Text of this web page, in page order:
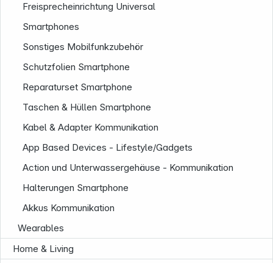
Freisprecheinrichtung Universal
Smartphones
Sonstiges Mobilfunkzubehör
Schutzfolien Smartphone
Reparaturset Smartphone
Taschen & Hüllen Smartphone
Kabel & Adapter Kommunikation
App Based Devices - Lifestyle/Gadgets
Action und Unterwassergehäuse - Kommunikation
Halterungen Smartphone
Akkus Kommunikation
Wearables
Home & Living
Service